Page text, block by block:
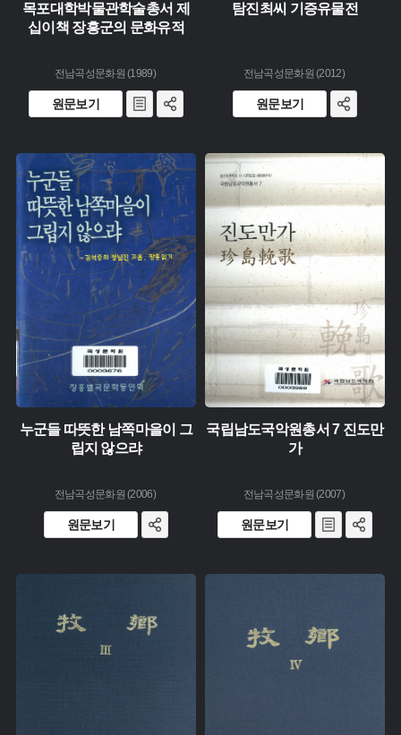
목포대학박물관학술총서 제
십이책 장흥군의 문화유적
전남곡성문화원 (1989)
원문보기
탐진최씨 기증유물전
전남곡성문화원 (2012)
원문보기
유형 :
생산 :
소장 :
누군들 따뜻한 남쪽마을이 그
립지 않으랴
전남곡성문화원 (2006)
원문보기
유형 :
생산 :
소장 :
국립남도국악원총서 7 진도만
가
전남곡성문화원 (2007)
원문보기